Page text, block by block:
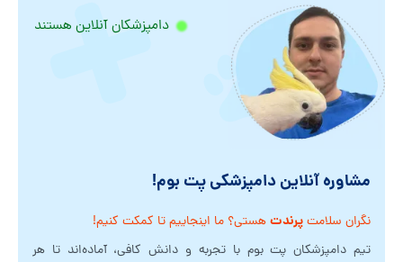
دامپزشکان آنلاین هستند
مشاوره آنلاین دامپزشکی پت بوم!
نگران سلامتپرندتهستی؟ ما اینجاییم تا کمکت کنیم!
تیم دامپزشکان پت بوم با تجربه و دانش کافی، آماده‌اند تا هر